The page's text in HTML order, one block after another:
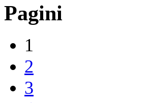
Pagini
1
2
3